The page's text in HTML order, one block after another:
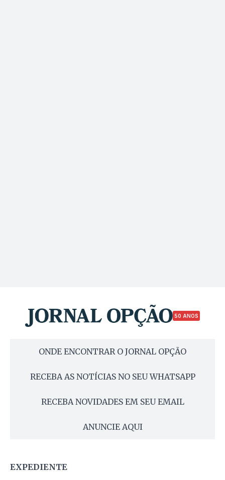
50 ANOS
ONDE ENCONTRAR O JORNAL OPÇÃO
RECEBA AS NOTÍCIAS NO SEU WHATSAPP
RECEBA NOVIDADES EM SEU EMAIL
ANUNCIE AQUI
EXPEDIENTE